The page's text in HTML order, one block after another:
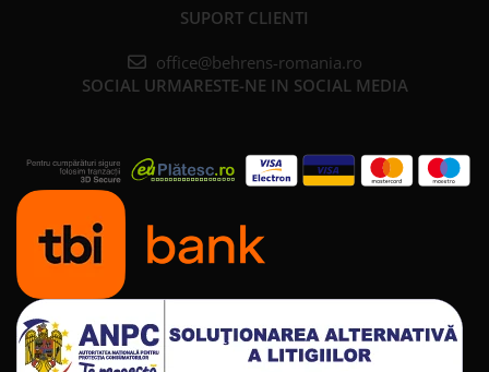
SUPORT CLIENTI
office@behrens-romania.ro
SOCIAL URMARESTE-NE IN SOCIAL MEDIA